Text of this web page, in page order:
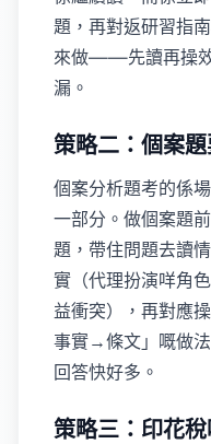
題，再對返研習指
來做——先讀再操效
漏。
策略二：個案
個案分析題考的係
一部分。做個案題
題，帶住問題去讀
實（代理扮演咩角
益衝突），再對應
事實→條文」嘅做
回答快好多。
策略三：印花